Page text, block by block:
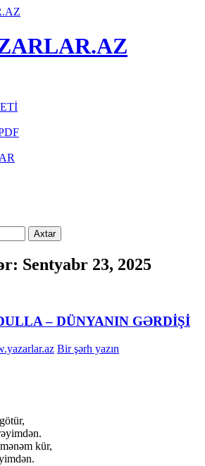
Sentyabr 23, 2025
– DÜNYANIN GƏRDİŞİ
Bir şərh yazın
kür,